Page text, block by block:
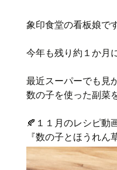
象印食堂の看板娘です
今年も残り約１か月
最近スーパーでも見
数の子を使った副菜
🍂１１月のレシピ動
『数の子とほうれん